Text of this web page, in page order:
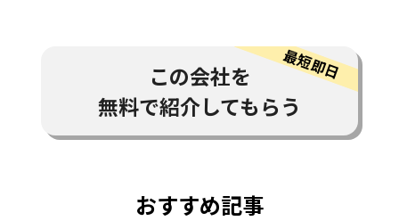
この会社を
無料で紹介してもらう
おすすめ記事